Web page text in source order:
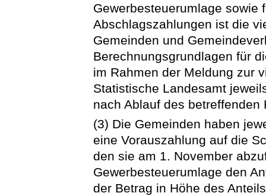
Gewerbesteuerumlage sowie
Abschlagszahlungen ist die
Gemeinden und
Berechnungsgrundlagen für
im Rahmen der Meldung zur
Statistische Landesamt
nach Ablauf des
(3) Die Gemeinden haben
eine Vorauszahlung auf die
den sie am 1. November
Gewerbesteuerumlage den
der Betrag in Höhe des